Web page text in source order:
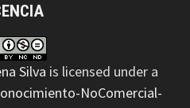
Silva is licensed under a
NoComercial-